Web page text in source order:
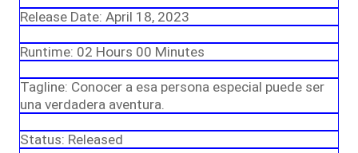
Release Date: April 18, 2023
Runtime: 02 Hours 00 Minutes
Tagline: Conocer a esa persona especial puede ser
una verdadera aventura.
Status: Released